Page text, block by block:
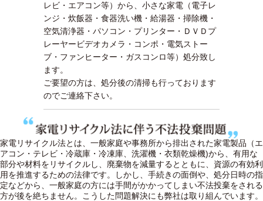
レビ・エアコン等）から、小さな家電（電子レ
ンジ・炊飯器・食器洗い機・給湯器・掃除機・
空気清浄器・パソコン・プリンター・ＤＶＤプ
レーヤービデオカメラ・コンポ・電気ストー
ブ・ファンヒーター・ガスコンロ等）処分致し
ます。
ご要望の方は、処分後の清掃も行っております
のでご連絡下さい。
家電リサイクル法とは、一般家庭や事務所から排出された家電製品（エ
アコン・テレビ・冷蔵庫・冷凍庫、洗濯機・衣類乾燥機)から、有用な
部分や材料をリサイクルし、廃棄物を減量するとともに、資源の有効利
用を推進するための法律です。しかし、手続きの面倒や、処分日時の指
定などから、一般家庭の方には手間がかかってしまい不法投棄をされる
方が後を絶ちません。こうした問題解決にも弊社は取り組んでいます。